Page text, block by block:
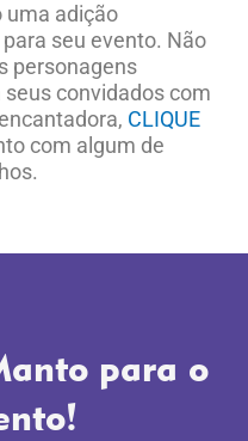
adição
seu evento. Não
personagens
convidados com
CLIQUE
com algum de
para o